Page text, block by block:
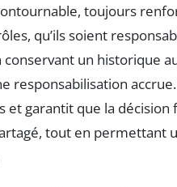
toujours
qu’ils soient
un historique
responsabilisation
et garantit que la décision
tout en permettant